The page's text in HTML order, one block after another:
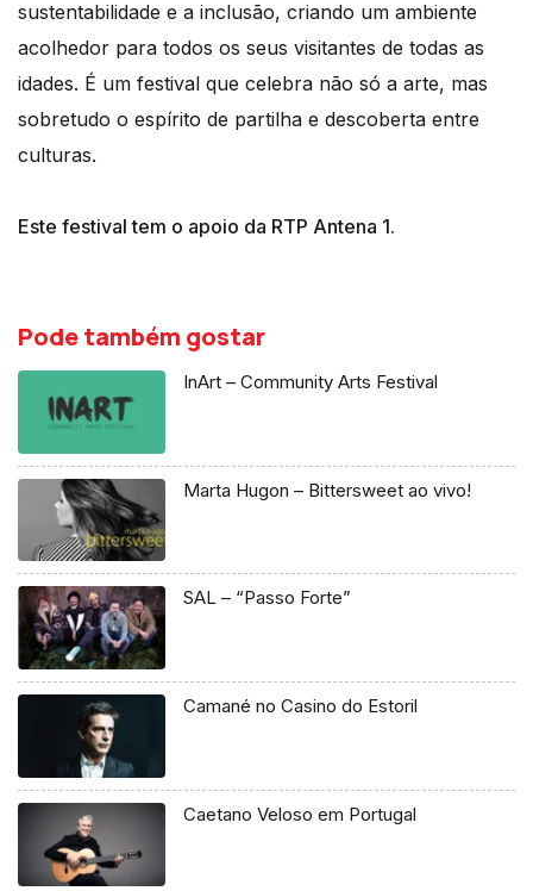
sustentabilidade e a inclusão, criando um ambiente
acolhedor para todos os seus visitantes de todas as
idades. É um festival que celebra não só a arte, mas
sobretudo o espírito de partilha e descoberta entre
culturas.
Este festival tem o apoio da RTP Antena 1.
Pode também gostar
InArt – Community Arts Festival
Marta Hugon – Bittersweet ao vivo!
SAL – “Passo Forte”
Camané no Casino do Estoril
Caetano Veloso em Portugal